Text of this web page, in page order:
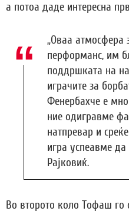
а потоа даде интересна
„Оваа атмосфера
перформанс, им
поддршката на
играчите за
Фенербахче е
ние одигравме
натпревар и
игра успеавме
Рајковиќ.
Во второто коло Тофаш го